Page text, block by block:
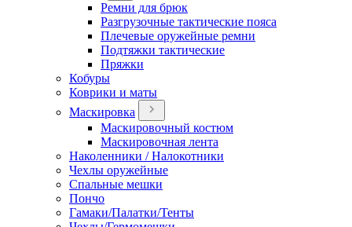
Ремни для брюк
Разгрузочные тактические пояса
Плечевые оружейные ремни
Подтяжки тактические
Пряжки
Кобуры
Коврики и маты
Маскировка
Маскировочный костюм
Маскировочная лента
Наколенники / Налокотники
Чехлы оружейные
Спальные мешки
Пончо
Гамаки/Палатки/Тенты